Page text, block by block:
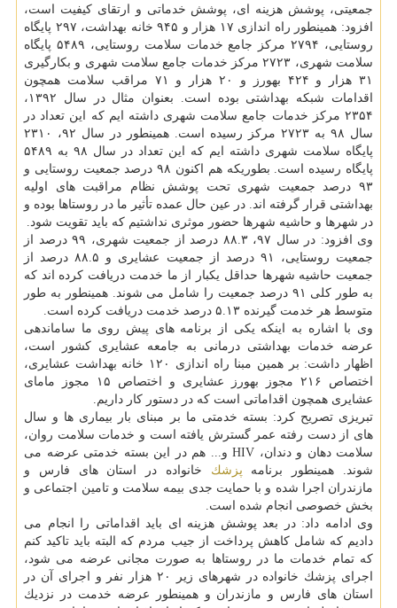
جمعیتی، پوشش هزینه ای، پوشش خدماتی و ارتقای كیفیت است،
افزود: همینطور راه اندازی ۱۷ هزار و ۹۴۵ خانه بهداشت، ۲۹۷ پایگاه
روستایی، ۲۷۹۴ مركز جامع خدمات سلامت روستایی، ۵۴۸۹ پایگاه
سلامت شهری، ۲۷۲۳ مركز خدمات جامع سلامت شهری و بكارگیری
۳۱ هزار و ۴۲۴ بهورز و ۲۰ هزار و ۷۱ مراقب سلامت همچون
اقدامات شبكه بهداشتی بوده است. بعنوان مثال در سال ۱۳۹۲،
۲۳۵۴ مركز خدمات جامع سلامت شهری داشته ایم كه این تعداد در
سال ۹۸ به ۲۷۲۳ مركز رسیده است. همینطور در سال ۹۲، ۲۳۱۰
پایگاه سلامت شهری داشته ایم كه این تعداد در سال ۹۸ به ۵۴۸۹
پایگاه رسیده است. بطوریكه هم اكنون ۹۸ درصد جمعیت روستایی و
۹۳ درصد جمعیت شهری تحت پوشش نظام مراقبت های اولیه
بهداشتی قرار گرفته اند. در عین حال عمده تأثیر ما در روستاها بوده و
در شهرها و حاشیه شهرها حضور موثری نداشتیم كه باید تقویت شود.
وی افزود: در سال ۹۷، ۸۸.۳ درصد از جمعیت شهری، ۹۹ درصد از
جمعیت روستایی، ۹۱ درصد از جمعیت عشایری و ۸۸.۵ درصد از
جمعیت حاشیه شهرها حداقل یكبار از ما خدمت دریافت كرده اند كه
به طور كلی ۹۱ درصد جمعیت را شامل می شوند. همینطور به طور
متوسط هر خدمت گیرنده ۵.۱۳ درصد خدمت دریافت كرده است.
وی با اشاره به اینكه یكی از برنامه های پیش روی ما ساماندهی
عرضه خدمات بهداشتی درمانی به جامعه عشایری كشور است،
اظهار داشت: بر همین مبنا راه اندازی ۱۲۰ خانه بهداشت عشایری،
اختصاص ۲۱۶ مجوز بهورز عشایری و اختصاص ۱۵ مجوز مامای
عشایری همچون اقداماتی است كه در دستور كار داریم.
تبریزی تصریح كرد: بسته خدمتی ما بر مبنای بار بیماری ها و سال
های از دست رفته عمر گسترش یافته است و خدمات سلامت روان،
سلامت دهان و دندان، HIV و... هم در این بسته خدمتی عرضه می
شوند. همینطور برنامه پزشك خانواده در استان های فارس و
مازندران اجرا شده و با حمایت جدی بیمه سلامت و تامین اجتماعی و
بخش خصوصی انجام شده است.
وی ادامه داد: در بعد پوشش هزینه ای باید اقداماتی را انجام می
دادیم كه شامل كاهش پرداخت از جیب مردم كه البته باید تاكید كنم
كه تمام خدمات ما در روستاها به صورت مجانی عرضه می شود،
اجرای پزشك خانواده در شهرهای زیر ۲۰ هزار نفر و اجرای آن در
استان های فارس و مازندران و همینطور عرضه خدمت در نزدیك